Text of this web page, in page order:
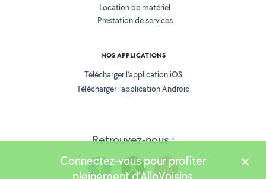
Retrouvez-nous :
Location de matériel
Prestation de services
NOS APPLICATIONS
Télécharger l’application iOS
Télécharger l’application Android
Connectez-vous pour profiter